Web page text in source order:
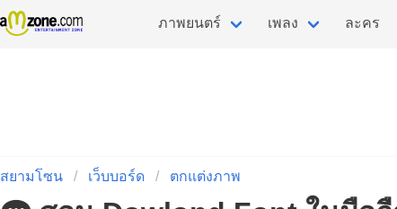
ภาพยนตร์ เพลง ละคร
สยามโซน เว็บบอร์ด ตกแต่งภาพ